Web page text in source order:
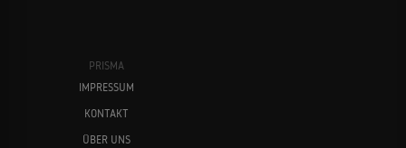
PRISMA
IMPRESSUM
KONTAKT
ÜBER UNS